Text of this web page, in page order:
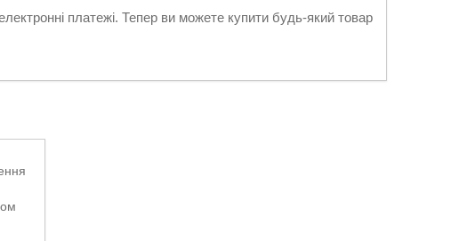
платежі. Тепер ви можете купити будь-який товар